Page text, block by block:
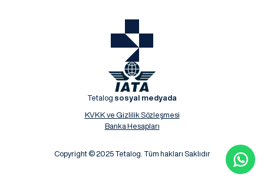
Tetalog sosyal medyada
KVKK ve Gizlilik Sözleşmesi
Banka Hesapları
Copyright © 2025 Tetalog. Tüm hakları Saklıdır